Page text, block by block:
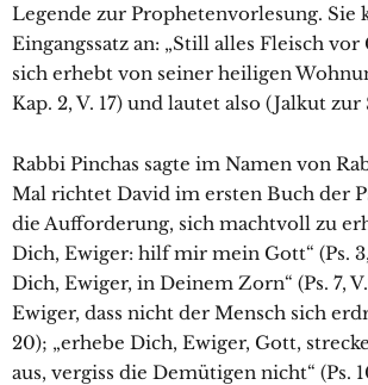
Legende zur Prophetenvorlesung. Sie
Eingangssatz an: „Still alles Fleisch
sich erhebt von seiner heiligen
Kap. 2, V. 17) und lautet also (Jalkut zur
Rabbi Pinchas sagte im Namen von
Mal richtet David im ersten Buch der
die Aufforderung, sich machtvoll zu
Dich, Ewiger: hilf mir mein Gott“ (Ps.
Dich, Ewiger, in Deinem Zorn“ (Ps. 7,
Ewiger, dass nicht der Mensch sich
20); „erhebe Dich, Ewiger, Gott,
aus, vergiss die Demütigen nicht“ (Ps.